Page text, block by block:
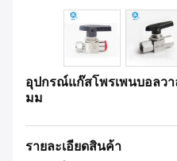
อุปกรณ์แก๊สโพรเพนบอลว
มม
รายละเอียดสินค้า